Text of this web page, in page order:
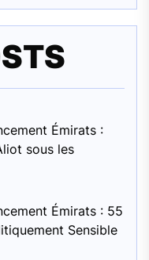
Émirats :
sous les
Émirats : 55
Sensible